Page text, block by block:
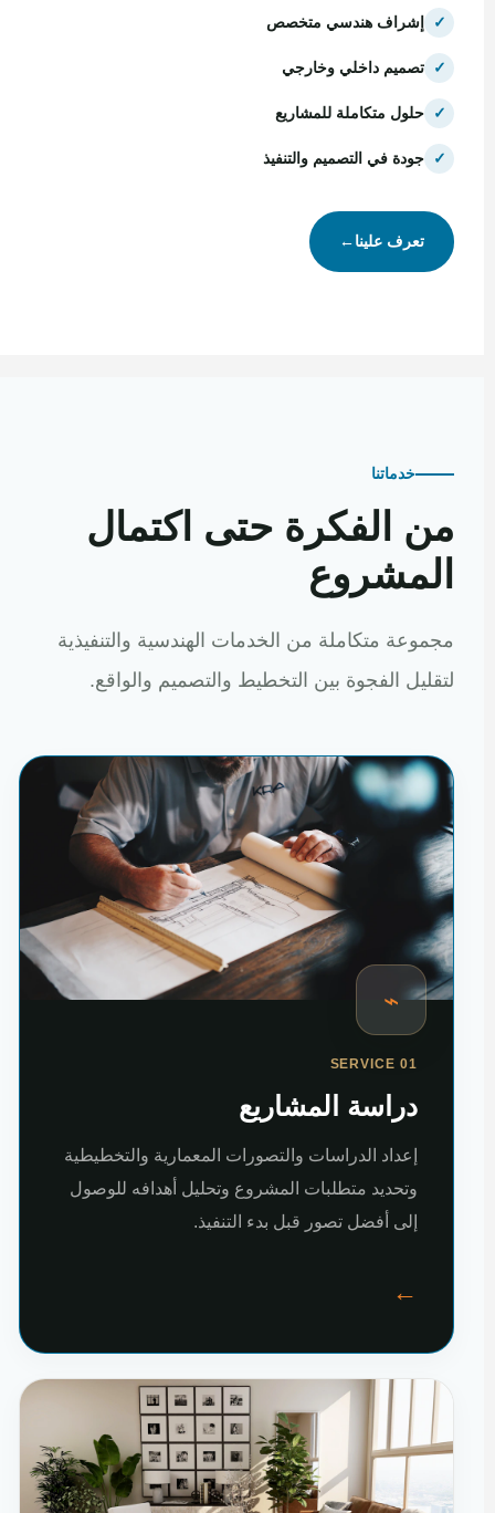
✓ إشراف هندسي متخصص
✓ تصميم داخلي وخارجي
✓ حلول متكاملة للمشاريع
✓ جودة في التصميم والتنفيذ
تعرف علينا←
خدماتنا
من الفكرة حتى اكتمال
المشروع
مجموعة متكاملة من الخدمات الهندسية والتنفيذية
لتقليل الفجوة بين التخطيط والتصميم والواقع.
⌁
SERVICE 01
دراسة المشاريع
إعداد الدراسات والتصورات المعمارية والتخطيطية
وتحديد متطلبات المشروع وتحليل أهدافه للوصول
إلى أفضل تصور قبل بدء التنفيذ.
←